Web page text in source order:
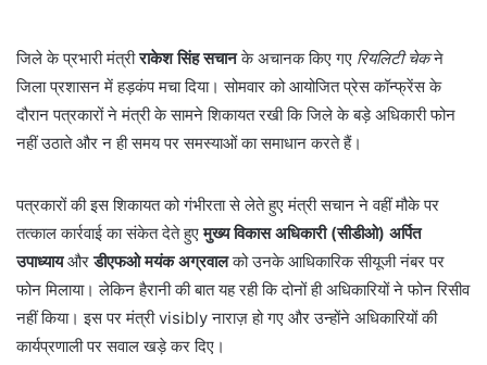
जिले के प्रभारी मंत्रीराकेश सिंह सचानके अचानक किए गए रियलिटी चेकने
जिला प्रशासन में हड़कंप मचा दिया। सोमवार को आयोजित प्रेस कॉन्फ्रेंस के
दौरान पत्रकारों ने मंत्री के सामने शिकायत रखी कि जिले के बड़े अधिकारी फोन
नहीं उठाते और न ही समय पर समस्याओं का समाधान करते हैं।
पत्रकारों की इस शिकायत को गंभीरता से लेते हुए मंत्री सचान ने वहीं मौके पर
तत्काल कार्रवाई का संकेत देते हुएमुख्य विकास अधिकारी (सीडीओ) अर्पित
उपाध्यायऔरडीएफओ मयंक अग्रवालको उनके आधिकारिक सीयूजी नंबर पर
फोन मिलाया। लेकिन हैरानी की बात यह रही कि दोनों ही अधिकारियों ने फोन रिसीव
नहीं किया। इस पर मंत्री visibly नाराज़ हो गए और उन्होंने अधिकारियों की
कार्यप्रणाली पर सवाल खड़े कर दिए।